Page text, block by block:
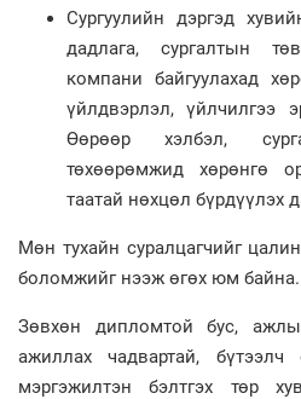
Сургуулийн дэргэд
дадлага, сургалтын
компани байгуулахад
үйлдвэрлэл, үйлчилгээ
Өөрөөр хэлбэл,
төхөөрөмжид хөрөнгө
таатай нөхцөл бүрдүүлэх
Мөн тухайн суралцагчийг
боломжийг нээж өгөх юм байна.
Зөвхөн дипломтой бус,
ажиллах чадвартай, бүтээлч
мэргэжилтэн бэлтгэх төр